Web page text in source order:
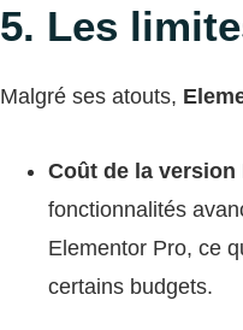
5. Les
Malgré ses atouts,
Coût de la version
fonctionnalités
Elementor Pro, ce
certains budgets.